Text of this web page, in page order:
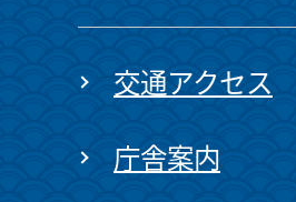
交通アクセス
庁舎案内